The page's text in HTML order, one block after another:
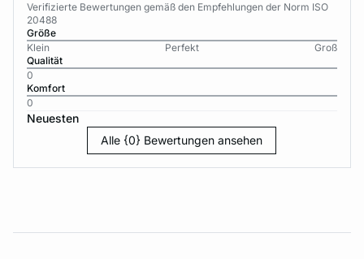
Verifizierte Bewertungen gemäß den Empfehlungen der Norm ISO
20488
Größe
Klein
Perfekt
Groß
Qualität
0
Komfort
0
Neuesten
Alle {0} Bewertungen ansehen